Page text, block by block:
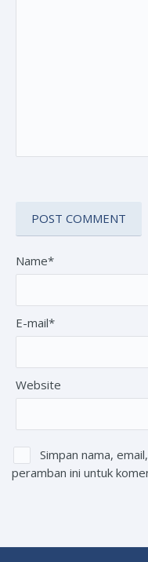
Name*
E-mail*
Website
Simpan nama,
peramban ini untuk